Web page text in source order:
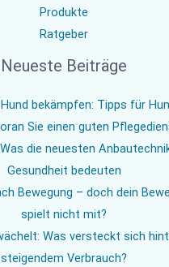
Produkte
Ratgeber
Neueste Beiträge
bekämpfen: Tipps für
Sie einen guten
die neuesten
Gesundheit bedeuten
Bewegung – doch dein
spielt nicht mit?
Was versteckt sich
steigendem Verbrauch?